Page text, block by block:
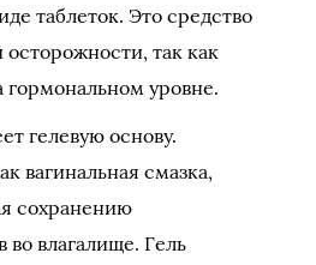
таблеток. Это средство
осторожности, так как
гормональном уровне.
гелевую основу.
вагинальная смазка,
сохранению
во влагалище. Гель